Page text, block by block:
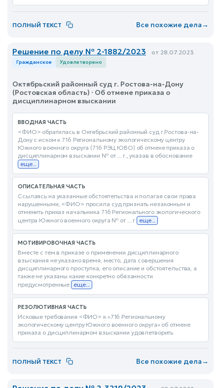
ПОЛНЫЙ ТЕКСТ Все похожие дела→
Решение по делу № 2-1882/2023 от 28.07.2023
Гражданское Удовлетворено
Октябрьский районный суд г. Ростова-на-Дону
(Ростовская область) · Об отмене приказа о
дисциплинарном взыскании
ВВОДНАЯ ЧАСТЬ
<ФИО> обратилась в Октябрьский районный суд г.Ростова-на-
Дону с иском к 716 Региональному экологическому центру
Южного военного округа (716 РЭЦ ЮВО) об отмене приказа о
дисциплинарном взыскании № от ... г., указав в обоснование
еще...
ОПИСАТЕЛЬНАЯ ЧАСТЬ
Ссылаясь на указанные обстоятельства и полагая свои права
нарушенными, <ФИО> просила суд признать незаконным и
отменить приказ начальника 716 Регионального экологического
центра Южного военного округа № от ... г еще...
МОТИВИРОВОЧНАЯ ЧАСТЬ
Вместе с тем в приказе о применении дисциплинарного
взыскания не указано время, место, дата совершения
дисциплинарного проступка, его описание и обстоятельства, а
также не указаны какие конкретно обязанности
предусмотренные еще...
РЕЗОЛЮТИВНАЯ ЧАСТЬ
Исковые требования <ФИО> к «716 Региональному
экологическому центру Южного военного округа» об отмене
приказа о дисциплинарном взыскании удовлетворить
ПОЛНЫЙ ТЕКСТ Все похожие дела→